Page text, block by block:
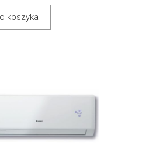
koszyka